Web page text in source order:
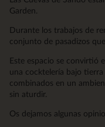
Garden.
Durante los trabajos de
conjunto de pasadizos
Este espacio se convirtió
una cocktelería bajo
combinados en un
sin aturdir.
Os dejamos algunas